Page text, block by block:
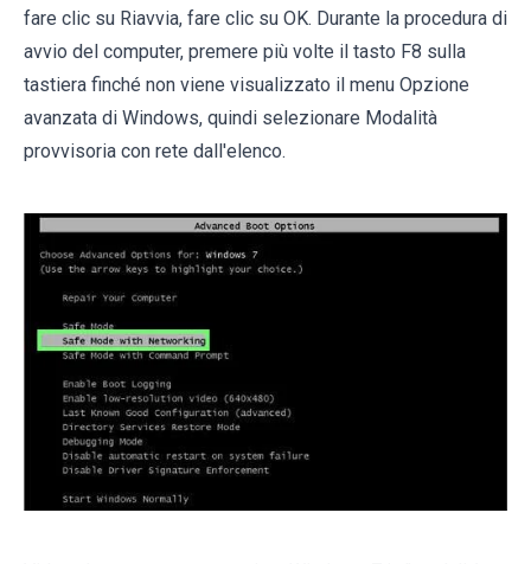
fare clic su Riavvia, fare clic su OK. Durante la procedura di
avvio del computer, premere più volte il tasto F8 sulla
tastiera finché non viene visualizzato il menu Opzione
avanzata di Windows, quindi selezionare Modalità
provvisoria con rete dall'elenco.